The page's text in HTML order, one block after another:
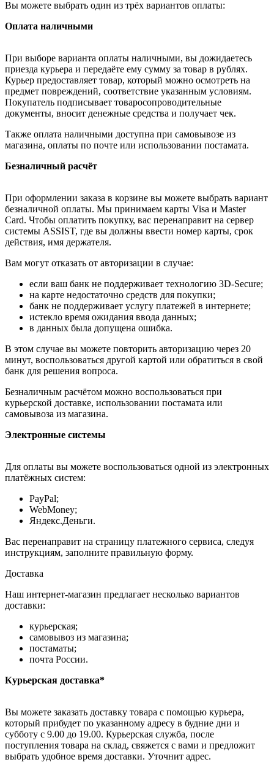
Вы можете выбрать один из трёх вариантов оплаты:
Оплата наличными
При выборе варианта оплаты наличными, вы дожидаетесь
приезда курьера и передаёте ему сумму за товар в рублях.
Курьер предоставляет товар, который можно осмотреть на
предмет повреждений, соответствие указанным условиям.
Покупатель подписывает товаросопроводительные
документы, вносит денежные средства и получает чек.
Также оплата наличными доступна при самовывозе из
магазина, оплаты по почте или использовании постамата.
Безналичный расчёт
При оформлении заказа в корзине вы можете выбрать вариант
безналичной оплаты. Мы принимаем карты Visa и Master
Card. Чтобы оплатить покупку, вас перенаправит на сервер
системы ASSIST, где вы должны ввести номер карты, срок
действия, имя держателя.
Вам могут отказать от авторизации в случае:
если ваш банк не поддерживает технологию 3D-Secure;
на карте недостаточно средств для покупки;
банк не поддерживает услугу платежей в интернете;
истекло время ожидания ввода данных;
в данных была допущена ошибка.
В этом случае вы можете повторить авторизацию через 20
минут, воспользоваться другой картой или обратиться в свой
банк для решения вопроса.
Безналичным расчётом можно воспользоваться при
курьерской доставке, использовании постамата или
самовывоза из магазина.
Электронные системы
Для оплаты вы можете воспользоваться одной из электронных
платёжных систем:
PayPal;
WebMoney;
Яндекс.Деньги.
Вас перенаправит на страницу платежного сервиса, следуя
инструкциям, заполните правильную форму.
Доставка
Наш интернет-магазин предлагает несколько вариантов
доставки:
курьерская;
самовывоз из магазина;
постаматы;
почта России.
Курьерская доставка*
Вы можете заказать доставку товара с помощью курьера,
который прибудет по указанному адресу в будние дни и
субботу с 9.00 до 19.00. Курьерская служба, после
поступления товара на склад, свяжется с вами и предложит
выбрать удобное время доставки. Уточнит адрес.